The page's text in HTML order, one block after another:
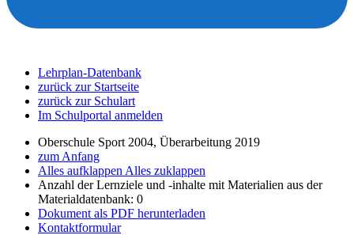
Lehrplan-Datenbank
zurück zur Startseite
zurück zur Schulart
Im Schulportal anmelden
Oberschule Sport 2004, Überarbeitung 2019
zum Anfang
Alles aufklappen Alles zuklappen
Anzahl der Lernziele und -inhalte mit Materialien aus der
Materialdatenbank: 0
Dokument als PDF herunterladen
Kontaktformular